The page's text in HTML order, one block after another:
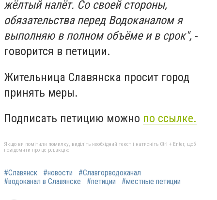
жёлтый налёт. Со своей стороны,
обязательства перед Водоканалом я
выполняю в полном объёме и в срок", -
говорится в петиции.
Жительница Славянска просит город
принять меры.
Подписать петицию можно по ссылке.
Якщо ви помітили помилку, виділіть необхідний текст і натисніть Ctrl + Enter, щоб
повідомити про це редакцію
#Славянск #новости
#Славгорводоканал
#водоканал в Славянске
#петиции #местные петиции